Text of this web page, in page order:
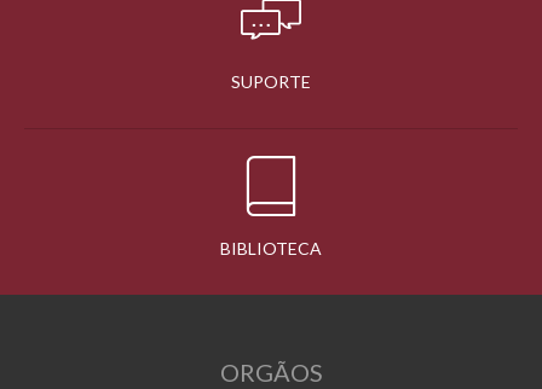
SUPORTE
BIBLIOTECA
ORGÃOS